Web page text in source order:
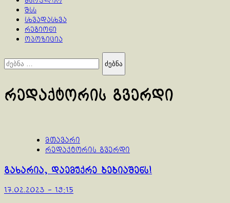
შსს
სხვადასხვა
რეგიონი
ოპოზიცია
ძებნა:
რედაქტორის გვერდი
მთავარი
რედაქტორის გვერდი
გახარია, დაემუქრე ბებიაშენს!
17.02.2023 - 19:15